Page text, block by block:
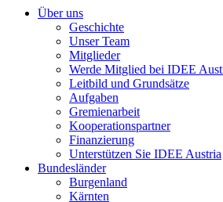
Über uns
Geschichte
Unser Team
Mitglieder
Werde Mitglied bei IDEE
Leitbild und Grundsätze
Aufgaben
Gremienarbeit
Kooperationspartner
Finanzierung
Unterstützen Sie IDEE Austria
Bundesländer
Burgenland
Kärnten